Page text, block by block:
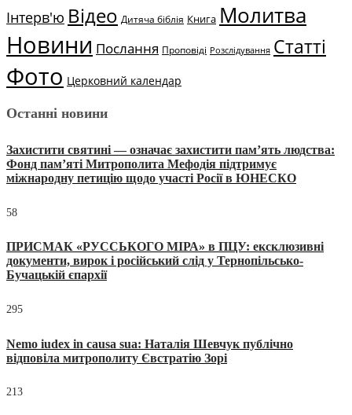
Інтерв'ю Відео Дитяча біблія Книга Молитва
Новини Послання Проповіді Розслідування Статті
Фото Церковний календар
Останні новини
Захистити святині — означає захистити пам’ять людства:
Фонд пам’яті Митрополита Мефодія підтримує
міжнародну петицію щодо участі Росії в ЮНЕСКО
58
ПРИСМАК «РУССЬКОГО МІРА» в ПЦУ: ексклюзивні
документи, вирок і російський слід у Тернопільсько-
Бучацькій єпархії
295
Nemo iudex in causa sua: Наталія Шевчук публічно
відповіла митрополиту Євстратію Зорі
213